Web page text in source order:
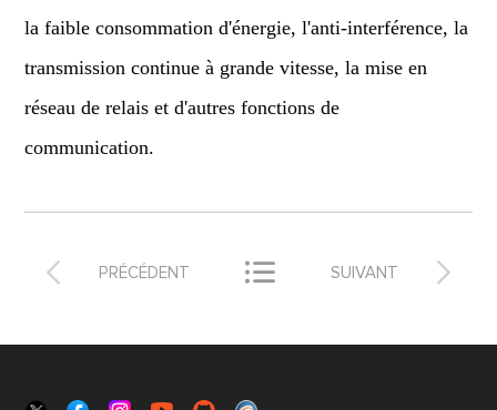
la faible consommation d'énergie, l'anti-interférence, la
transmission continue à grande vitesse, la mise en
réseau de relais et d'autres fonctions de
communication.
 PRÉCÉDENT  
SUIVANT